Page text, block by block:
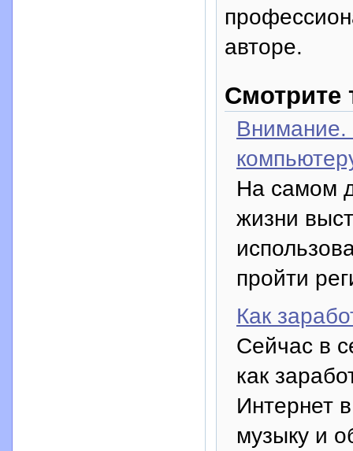
авторе.
Смотрите
Внимание.
На самом
жизни
пройти
Как
Сейчас в
как
Интернет
музыку и